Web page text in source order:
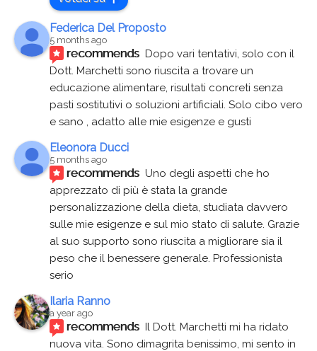
Federica Del Proposto
5 months ago
recommends Dopo vari tentativi, solo con il
Dott. Marchetti sono riuscita a trovare un
educazione alimentare, risultati concreti senza
pasti sostitutivi o soluzioni artificiali. Solo cibo vero
e sano , adatto alle mie esigenze e gusti
Eleonora Ducci
5 months ago
recommends Uno degli aspetti che ho
apprezzato di più è stata la grande
personalizzazione della dieta, studiata davvero
sulle mie esigenze e sul mio stato di salute. Grazie
al suo supporto sono riuscita a migliorare sia il
peso che il benessere generale. Professionista
serio
Ilaria Ranno
a year ago
recommends Il Dott. Marchetti mi ha ridato
nuova vita. Sono dimagrita benissimo, mi sento in